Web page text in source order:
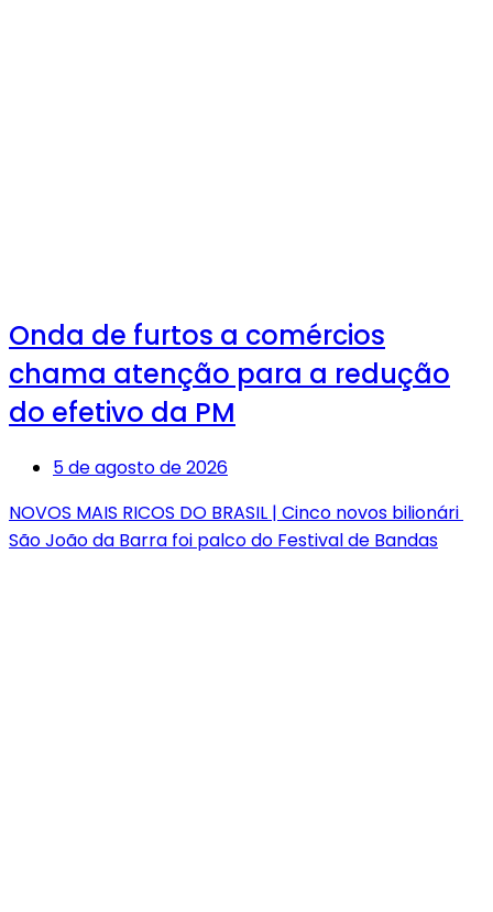
Onda de furtos a comércios
chama atenção para a redução
do efetivo da PM
5 de agosto de 2026
NOVOS MAIS RICOS DO BRASIL | Cinco novos bilionári
São João da Barra foi palco do Festival de Bandas